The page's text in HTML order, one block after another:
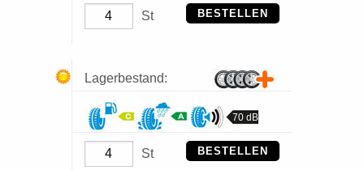
St BESTELLEN
Lagerbestand:
70 dB
St BESTELLEN